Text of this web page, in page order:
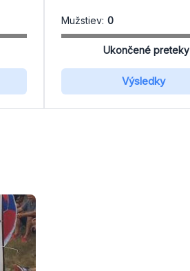
Mužstiev: 0
Ukončené preteky
Výsledky